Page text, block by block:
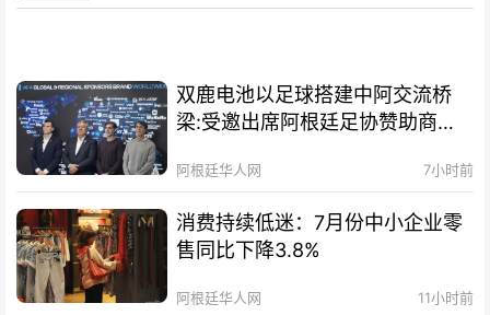
双鹿电池以足球搭建中阿交流桥
梁:受邀出席阿根廷足协赞助商招
阿根廷华人网 7小时前
消费持续低迷：7月份中小企业零
售同比下降3.8%
阿根廷华人网 11小时前